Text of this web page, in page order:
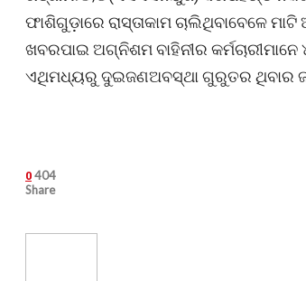
ଫାଶିଗୁଡ଼ାରେ ରାସ୍ତାକାମ ଚାଲିଥିବାବେଳେ
ଖବରପାଇ ଅଗ୍ନିଶମ ବାହିନୀର
ଏଥିମଧ୍ୟରୁ ଦୁଇଜଣଅବସ୍ଥା ଗୁରୁତର ଥିବାର
0 404
Share